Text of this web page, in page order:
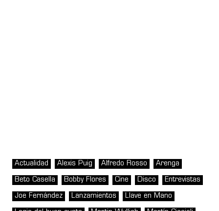
Actualidad Alexis Puig Alfredo Rosso Arenga
Beto Casella Bobby Flores Cine Disco Entrevistas
Joe Fernández Lanzamientos Llave en Mano